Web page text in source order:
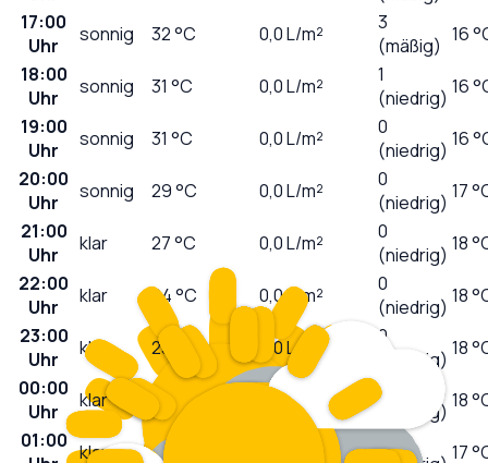
17:00
Uhr
sonnig 32°C 0,0L/m²
3
(mäßig) 16
18:00
Uhr
sonnig 31 °C 0,0L/m²
1
(niedrig) 16
19:00
Uhr
sonnig 31 °C 0,0L/m²
0
(niedrig) 16
20:00
Uhr
sonnig 29°C 0,0L/m²
0
(niedrig) 17
21:00
Uhr
klar 27°C 0,0L/m²
0
(niedrig) 18
22:00
Uhr
klar 24°C 0,0L/m²
0
(niedrig) 18
23:00
Uhr
klar 23 0,0L/m²
0
(niedrig) 18
00:00
Uhr
klar 22 °C 0,0L/m²
0
(niedrig) 18
01:00 klar 21 L/m² 17